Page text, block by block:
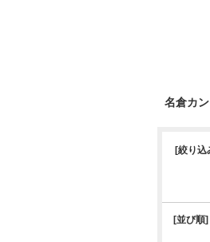
名倉カ
[絞り込
[並び順]